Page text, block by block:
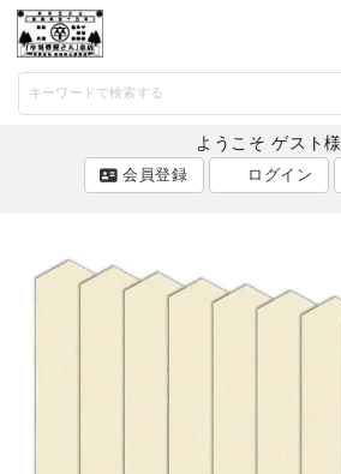
ようこそ ゲスト様
会員登録
ログイン